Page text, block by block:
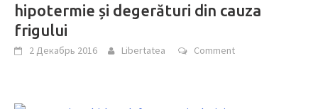
hipotermie și degerături din cauza
frigului
2 Декабрь 2016 Libertatea Comment